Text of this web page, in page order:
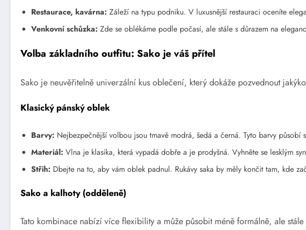
Restaurace, kavárna: Záleží na typu podniku. V luxusnější restauraci oceníte
Venkovní schůzka: Zde se oblékáme podle počasí, ale stále s důrazem na
Volba základního outfitu: Sako je váš přítel
Sako je neuvěřitelně univerzální kus oblečení, který dokáže pozvednout
Klasický pánský oblek
Barvy: Nejbezpečnější volbou jsou tmavě modrá, šedá a černá. Tyto barvy působí
Materiál: Vlna je klasika, která vypadá dobře a je prodyšná. Vyhněte se lesklým
Střih: Dbejte na to, aby vám oblek padnul. Rukávy saka by měly končit tam, kde
Sako a kalhoty (odděleně)
Tato kombinace nabízí více flexibility a může působit méně formálně, ale